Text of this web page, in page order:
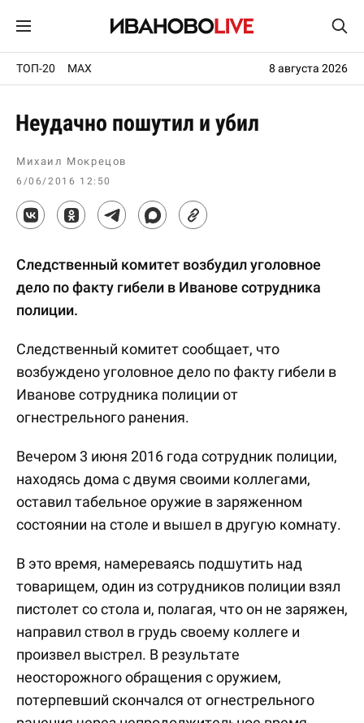
ТОП-20 MAX 8 августа 2026
Неудачно пошутил и убил
Михаил Мокрецов
6/06/2016 12:50
Следственный комитет возбудил уголовное
дело по факту гибели в Иванове сотрудника
полиции.
Следственный комитет сообщает, что
возбуждено уголовное дело по факту гибели в
Иванове сотрудника полиции от
огнестрельного ранения.
Вечером 3 июня 2016 года сотрудник полиции,
находясь дома с двумя своими коллегами,
оставил табельное оружие в заряженном
состоянии на столе и вышел в другую комнату.
В это время, намереваясь подшутить над
товарищем, один из сотрудников полиции взял
пистолет со стола и, полагая, что он не заряжен,
направил ствол в грудь своему коллеге и
произвел выстрел. В результате
неосторожного обращения с оружием,
потерпевший скончался от огнестрельного